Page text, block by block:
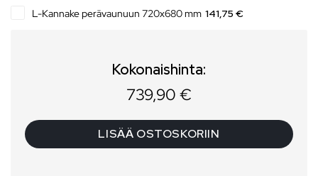
L-Kannake perävaunuun 720x680 mm 141,75 €
Kokonaishinta:
739,90 €
LISÄÄ OSTOSKORIIN